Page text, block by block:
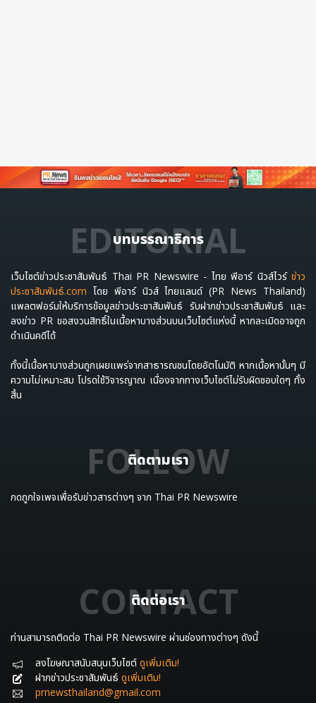
บทบรรณาธิการ
EDITORIAL
เว็บไซต์ข่าวประชาสัมพันธ์ Thai PR Newswire - ไทย พีอาร์ นิวส์ไวร์ ข่าว
ประชาสัมพันธ์.com โดย พีอาร์ นิวส์ ไทยแลนด์ (PR News Thailand)
แพลตฟอร์มให้บริการข้อมูลข่าวประชาสัมพันธ์ รับฝากข่าวประชาสัมพันธ์ และ
ลงข่าว PR ขอสงวนสิทธิ์ในเนื้อหาบางส่วนบนเว็บไซต์แห่งนี้ หากละเมิดอาจถูก
ดำเนินคดีได้
ทั้งนี้เนื้อหาบางส่วนถูกเผยแพร่จากสาธารณชนโดยอัตโนมัติ หากเนื้อหานั้นๆ มี
ความไม่เหมาะสม โปรดใช้วิจารญาณ เนื่องจากทางเว็บไซต์ไม่รับผิดชอบใดๆ ทั้ง
สิ้น
ติดตามเรา
FOLLOW
กดถูกใจเพจเพื่อรับข่าวสารต่างๆ จาก Thai PR Newswire
ติดต่อเรา
CONTACT
ท่านสามารถติดต่อ Thai PR Newswire ผ่านช่องทางต่างๆ ดังนี้
ลงโฆษณาสนับสนุนเว็บไซต์ ดูเพิ่มเติม!
ฝากข่าวประชาสัมพันธ์ ดูเพิ่มเติม!
prnewsthailand@gmail.com